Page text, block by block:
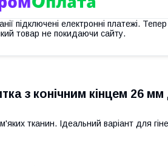
підключені електронні платежі.
товар не покидаючи сайту.
з конічним кінцем 26 мм
тканин. Ідеальний варіант для